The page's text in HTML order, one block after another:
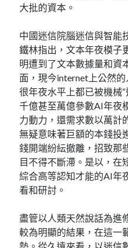
大批的資本。
中國迷信院腦迷信與智能
鐵林指出，文本年夜模子
明遭到了文本數據量和資
面，現今internet上公然
很年夜水平上都已被機械
千億甚至萬億參數AI年夜
力動力，還需求數以萬計
無疑意味著巨額的本錢投
錢開端紛紜撤離，招致那
目不得不斷滯。是以，在
綜合高等認知才能的AI年
看和研討。
盡管以人類天然說話為進
較為明顯的結果，在這一